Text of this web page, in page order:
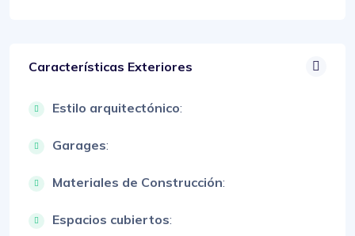
Características Exteriores
Estilo arquitectónico:
Garages:
Materiales de Construcción:
Espacios cubiertos: